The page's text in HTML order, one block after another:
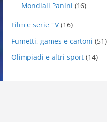
Mondiali Panini (16)
Film e serie TV(16)
Fumetti, games e cartoni (51)
Olimpiadi e altri sport(14)